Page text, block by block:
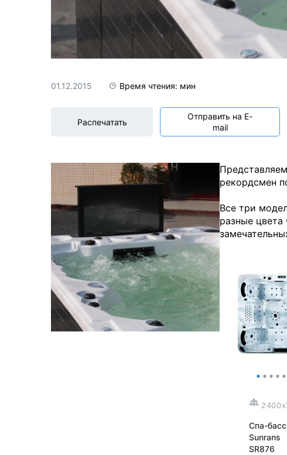
01.12.2015 Время чтения: мин
Распечатать
Отправить на E-
mail
рекордсмен
Все три
разные
Спа-
Sunrans
SR876